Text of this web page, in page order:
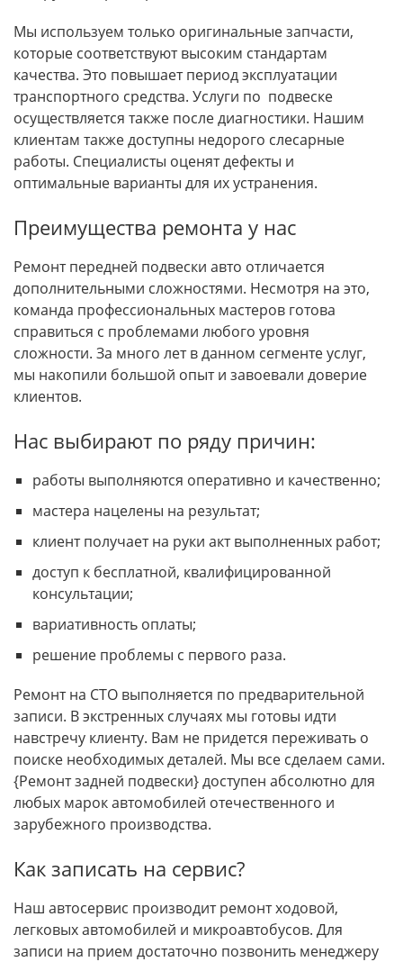
Мы используем только оригинальные запчасти,
которые соответствуют высоким стандартам
качества. Это повышает период эксплуатации
транспортного средства. Услуги по подвеске
осуществляется также после диагностики. Нашим
клиентам также доступны недорого слесарные
работы. Специалисты оценят дефекты и
оптимальные варианты для их устранения.
Преимущества ремонта у нас
Ремонт передней подвески авто отличается
дополнительными сложностями. Несмотря на это,
команда профессиональных мастеров готова
справиться с проблемами любого уровня
сложности. За много лет в данном сегменте услуг,
мы накопили большой опыт и завоевали доверие
клиентов.
Нас выбирают по ряду причин:
работы выполняются оперативно и качественно;
мастера нацелены на результат;
клиент получает на руки акт выполненных работ;
доступ к бесплатной, квалифицированной
консультации;
вариативность оплаты;
решение проблемы с первого раза.
Ремонт на СТО выполняется по предварительной
записи. В экстренных случаях мы готовы идти
навстречу клиенту. Вам не придется переживать о
поиске необходимых деталей. Мы все сделаем сами.
{Ремонт задней подвески} доступен абсолютно для
любых марок автомобилей отечественного и
зарубежного производства.
Как записать на сервис?
Наш автосервис производит ремонт ходовой,
легковых автомобилей и микроавтобусов. Для
записи на прием достаточно позвонить менеджеру